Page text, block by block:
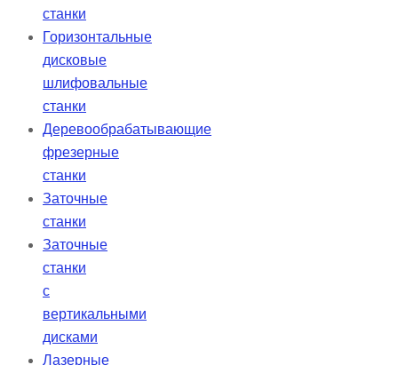
станки
Горизонтальные
дисковые
шлифовальные
станки
Деревообрабатывающие
фрезерные
станки
Заточные
станки
Заточные
станки
с
вертикальными
дисками
Лазерные